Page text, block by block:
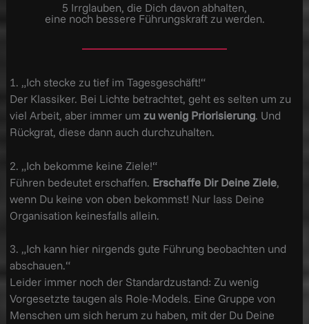
5 Irrglauben, die Dich davon abhalten,
eine noch bessere Führungskraft zu werden.
1. „Ich stecke zu tief im Tagesgeschäft!“
Der Klassiker. Bei Lichte betrachtet, geht es selten um zu
viel Arbeit, aber immer um zu wenig Priorisierung. Und
Rückgrat, diese dann auch durchzuhalten.
2. „Ich bekomme keine Ziele!“
Führen bedeutet erschaffen. Erschaffe Dir Deine Ziele,
wenn Du keine von oben bekommst! Nur lass Deine
Organisation keinesfalls allein.
3. „Ich kann hier nirgends gute Führung beobachten und
abschauen.“
Leider immer noch der Standardzustand: Zu wenig
Vorgesetzte taugen als Role-Models. Eine Gruppe von
Menschen um sich herum zu haben, mit der Du Deine